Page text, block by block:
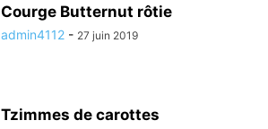
Courge Butternut rôtie
admin4112 - 27 juin 2019
Tzimmes de carottes